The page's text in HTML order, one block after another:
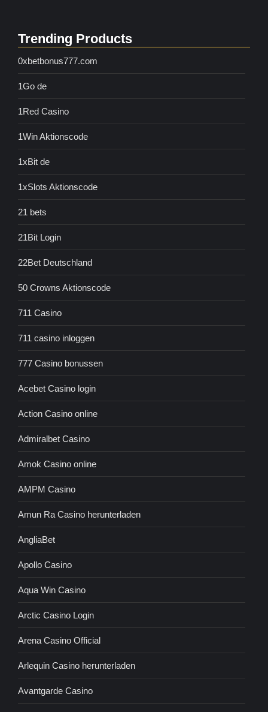
Trending Products
0xbetbonus777.com
1Go de
1Red Casino
1Win Aktionscode
1xBit de
1xSlots Aktionscode
21 bets
21Bit Login
22Bet Deutschland
50 Crowns Aktionscode
711 Casino
711 casino inloggen
777 Casino bonussen
Acebet Casino login
Action Casino online
Admiralbet Casino
Amok Casino online
AMPM Casino
Amun Ra Casino herunterladen
AngliaBet
Apollo Casino
Aqua Win Casino
Arctic Casino Login
Arena Casino Official
Arlequin Casino herunterladen
Avantgarde Casino